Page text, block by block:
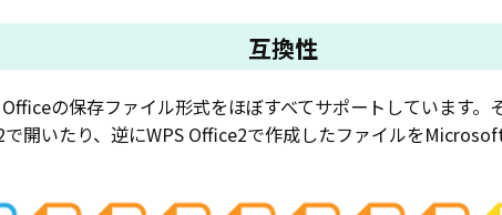
互換性
の保存ファイル形式をほぼすべてサポートしています
で開いたり、逆にWPS Office2で作成したファイルを